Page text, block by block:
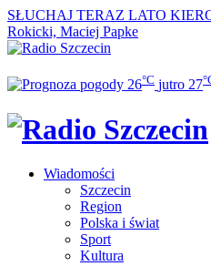
SŁUCHAJ TERAZ LATO
Rokicki, Maciej Papke
26°C jutro 27
Wiadomości
Szczecin
Region
Polska i świat
Sport
Kultura